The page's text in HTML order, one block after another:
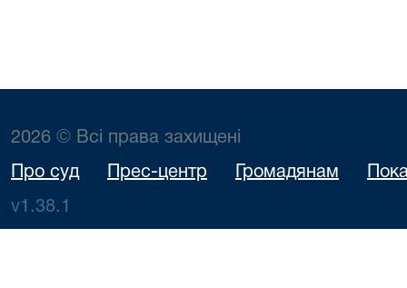
2026 © Всі права захищені
Про суд Прес-центр Громадянам
v1.38.1